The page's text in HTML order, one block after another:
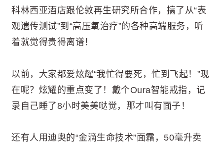
科林西亚酒店跟伦敦再生研究所合作，搞了从“表
观遗传测试”到“高压氧治疗”的各种高端服务，听
着就觉得贵得离谱！
以前，大家都爱炫耀“我忙得要死，忙到飞起！”现
在呢？炫耀的重点变了！戴个Oura智能戒指，记
录自己睡了8小时美美哒觉，那才叫有面子！
还有人用迪奥的“金滴生命技术”面霜，50毫升卖